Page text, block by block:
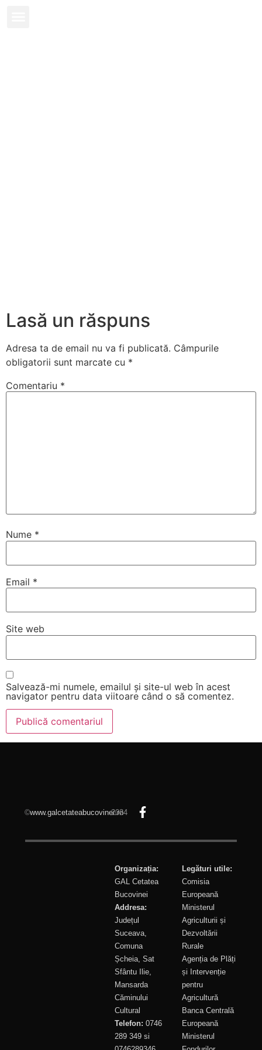
Lasă un răspuns
Adresa ta de email nu va fi publicată. Câmpurile
obligatorii sunt marcate cu *
Comentariu *
Nume *
Email *
Site web
Salvează-mi numele, emailul și site-ul web în acest
navigator pentru data viitoare când o să comentez.
©www.galcetateabucovinei.ro
2024
Organizația:
GAL Cetatea
Bucovinei
Addresa:
Județul
Suceava,
Comuna
Șcheia, Sat
Sfântu Ilie,
Mansarda
Căminului
Cultural
Telefon: 0746
289 349 si
Legături utile:
Comisia
Europeană
Ministerul
Agriculturii și
Dezvoltării
Rurale
Agenția de Plăți
și Intervenție
pentru
Agricultură
Banca Centrală
Europeană
Ministerul